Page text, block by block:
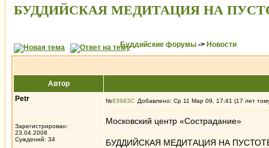
БУДДИЙСКАЯ МЕДИТАЦИЯ НА
Буддийские форумы -> Новости
Автор
Petr
Зарегистрирован:
23.04.2008
Суждений: 34
№63983 Добавлено: Ср 11 Мар 09, 17:41 (17 лет
Московский центр «Сострадание»
БУДДИЙСКАЯ МЕДИТАЦИЯ НА